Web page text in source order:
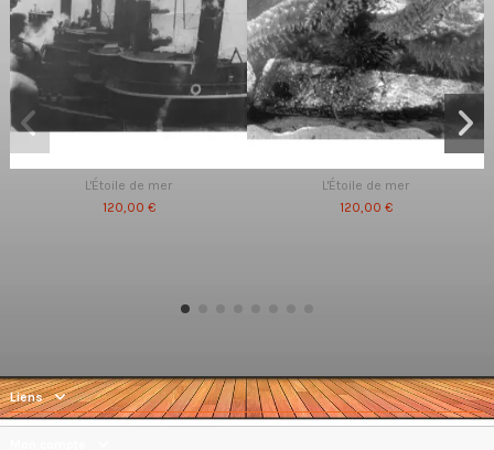
L'Étoile de mer
120,00 €
L'Étoile de mer
120,00 €
Liens